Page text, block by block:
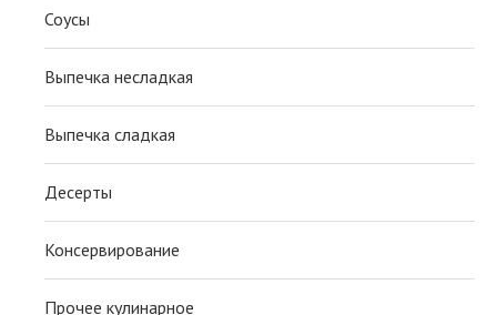
Соусы
Выпечка несладкая
Выпечка сладкая
Десерты
Консервирование
Прочее кулинарное